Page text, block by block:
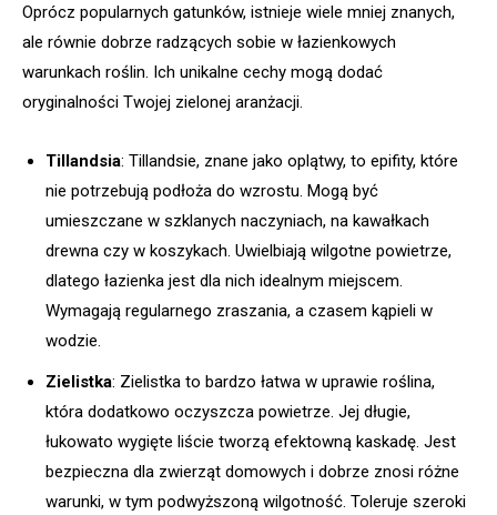
Oprócz popularnych gatunków, istnieje wiele mniej znanych,
ale równie dobrze radzących sobie w łazienkowych
warunkach roślin. Ich unikalne cechy mogą dodać
oryginalności Twojej zielonej aranżacji.
Tillandsia: Tillandsie, znane jako oplątwy, to epifity, które
nie potrzebują podłoża do wzrostu. Mogą być
umieszczane w szklanych naczyniach, na kawałkach
drewna czy w koszykach. Uwielbiają wilgotne powietrze,
dlatego łazienka jest dla nich idealnym miejscem.
Wymagają regularnego zraszania, a czasem kąpieli w
wodzie.
Zielistka: Zielistka to bardzo łatwa w uprawie roślina,
która dodatkowo oczyszcza powietrze. Jej długie,
łukowato wygięte liście tworzą efektowną kaskadę. Jest
bezpieczna dla zwierząt domowych i dobrze znosi różne
warunki, w tym podwyższoną wilgotność. Toleruje szeroki